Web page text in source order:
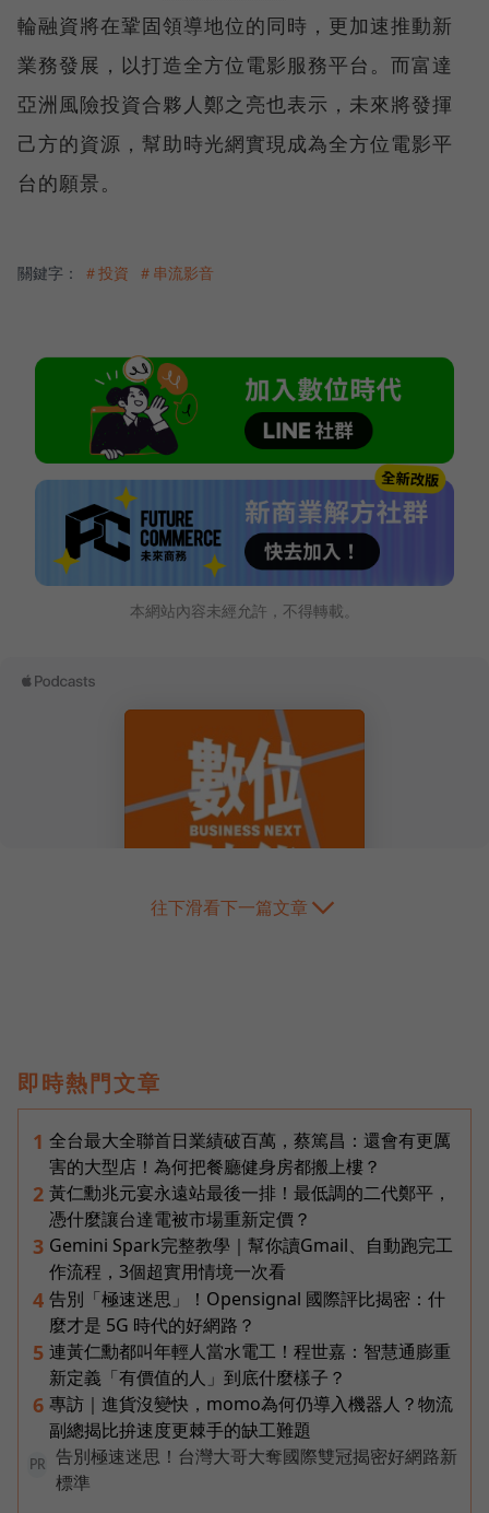
輪融資將在鞏固領導地位的同時，更加速推動新
業務發展，以打造全方位電影服務平台。而富達
亞洲風險投資合夥人鄭之亮也表示，未來將發揮
己方的資源，幫助時光網實現成為全方位電影平
台的願景。
關鍵字： ＃投資 ＃串流影音
本網站內容未經允許，不得轉載。
往下滑看下一篇文章
即時熱門文章
1 全台最大全聯首日業績破百萬，蔡篤昌：還會有更厲
害的大型店！為何把餐廳健身房都搬上樓？
2 黃仁勳兆元宴永遠站最後一排！最低調的二代鄭平，
憑什麼讓台達電被市場重新定價？
3 Gemini Spark完整教學｜幫你讀Gmail、自動跑完工
作流程，3個超實用情境一次看
4 告別「極速迷思」！Opensignal 國際評比揭密：什
麼才是 5G 時代的好網路？
5 連黃仁勳都叫年輕人當水電工！程世嘉：智慧通膨重
新定義「有價值的人」到底什麼樣子？
6 專訪｜進貨沒變快，momo為何仍導入機器人？物流
副總揭比拚速度更棘手的缺工難題
PR
告別極速迷思！台灣大哥大奪國際雙冠揭密好網路新
標準